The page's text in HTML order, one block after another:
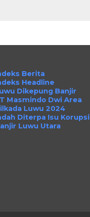
Berita
Headline
Dikepung Banjir
Masmindo Dwi Area
Luwu 2024
Diterpa Isu Korupsi
Luwu Utara